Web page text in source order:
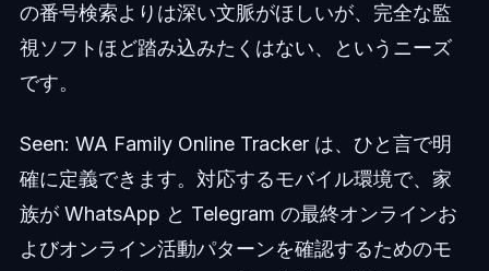
の番号検索よりは深い文脈がほしいが、完全な監
視ソフトほど踏み込みたくはない、というニーズ
です。
Seen: WA Family Online Tracker は、ひと言で明
確に定義できます。対応するモバイル環境で、家
族が WhatsApp と Telegram の最終オンラインお
よびオンライン活動パターンを確認するためのモ